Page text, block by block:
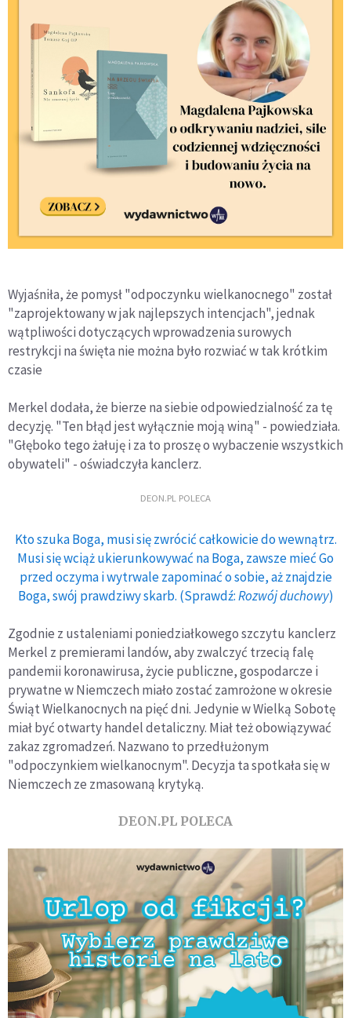
Wyjaśniła, że pomysł "odpoczynku wielkanocnego" został
"zaprojektowany w jak najlepszych intencjach", jednak
wątpliwości dotyczących wprowadzenia surowych
restrykcji na święta nie można było rozwiać w tak krótkim
czasie
Merkel dodała, że bierze na siebie odpowiedzialność za tę
decyzję. "Ten błąd jest wyłącznie moją winą" - powiedziała.
"Głęboko tego żałuję i za to proszę o wybaczenie wszystkich
obywateli" - oświadczyła kanclerz.
DEON.PL POLECA
Kto szuka Boga, musi się zwrócić całkowicie do wewnątrz.
Musi się wciąż ukierunkowywać na Boga, zawsze mieć Go
przed oczyma i wytrwale zapominać o sobie, aż znajdzie
Boga, swój prawdziwy skarb. (Sprawdź:Rozwój duchowy)
Zgodnie z ustaleniami poniedziałkowego szczytu kanclerz
Merkel z premierami landów, aby zwalczyć trzecią falę
pandemii koronawirusa, życie publiczne, gospodarcze i
prywatne w Niemczech miało zostać zamrożone w okresie
Świąt Wielkanocnych na pięć dni. Jedynie w Wielką Sobotę
miał być otwarty handel detaliczny. Miał też obowiązywać
zakaz zgromadzeń. Nazwano to przedłużonym
"odpoczynkiem wielkanocnym". Decyzja ta spotkała się w
Niemczech ze zmasowaną krytyką.
DEON.PL POLECA